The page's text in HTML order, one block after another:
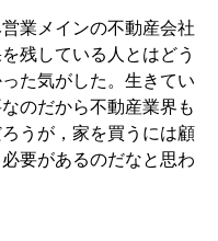
業メインの不動産会社
残している人とはどう
た気がした。生きてい
のだから不動産業界も
うが，家を買うには顧
要があるのだなと思わ